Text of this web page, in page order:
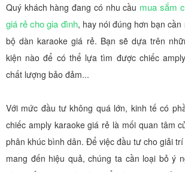
Quý khách hàng đang có nhu cầu mua sắm
giá rẻ cho gia đình, hay nói đúng hơn bạn cần
bộ dàn karaoke giá rẻ. Bạn sẽ dựa trên
kiện nào để có thể lựa tìm được chiếc
chất lượng bảo đảm...
Với mức đầu tư không quá lớn, kinh tế có
chiếc amply karaoke giá rẻ là mối quan tâm
phân khúc bình dân. Để việc đầu tư cho giải
mang đến hiệu quả, chúng ta cần loại bỏ ý